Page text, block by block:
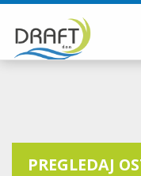
PREGLEDAJ